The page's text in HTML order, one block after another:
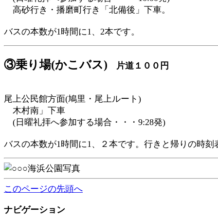
高砂行き・播磨町行き「北備後」下車。
バスの本数が1時間に1、2本です。
③乗り場(かこバス) 片道１００円
尾上公民館方面(鳩里・尾上ルート)
木村南」下車
(日曜礼拝へ参加する場合・・・9:28発)
バスの本数が1時間に1、２本です。行きと帰りの時刻
このページの先頭へ
ナビゲーション